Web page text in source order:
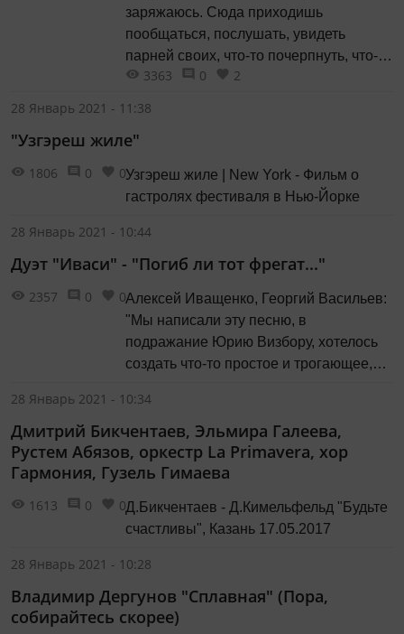
заряжаюсь. Сюда приходишь
пообщаться, послушать, увидеть
парней своих, что-то почерпнуть, что-то
купить, это же как рыбалка, повезло –
3363 0
2
28 Январь 2021 - 11:38
"Узгэреш жиле"
Узгэреш жиле | New York - Фильм о
гастролях фестиваля в Нью-Йорке
1806 0 0
28 Январь 2021 - 10:44
Дуэт "Иваси" - "Погиб ли тот фрегат..."
Алексей Иващенко, Георгий Васильев:
"Мы написали эту песню, в
подражание Юрию Визбору, хотелось
создать что-то простое и трогающее,
что именно в день первого исполнения
этой песни мы узнали что Юрия
Иосифовича не стало. Так эта песня
стала посвящением Визбору". Видео:
2357 0 0
28 Январь 2021 - 10:34
Дмитрий Бикчентаев, Эльмира Галеева,
Рустем Абязов, оркестр La Primavera, хор
Гармония, Гузель Гимаева
Д.Бикчентаев - Д.Кимельфельд "Будьте
счастливы", Казань 17.05.2017
1613 0 0
28 Январь 2021 - 10:28
Владимир Дергунов "Сплавная" (Пора,
собирайтесь скорее)